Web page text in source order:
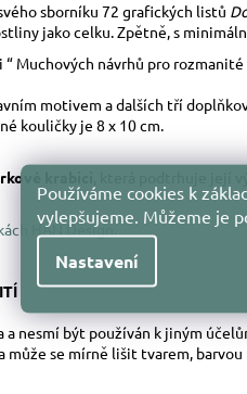
Používáme cookies k
vylepšujeme. Můžeme je
Nastavení
sborníku 72 grafických listů
jako celku. Zpětně, s
Muchových návrhů pro
motivem a dalších tří
kouličky je 8 x 10 cm.
krabici
HAN Design.
a nesmí být používán k jiným
může se mírně lišit tvarem,